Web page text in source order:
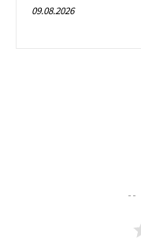
09.08.2026